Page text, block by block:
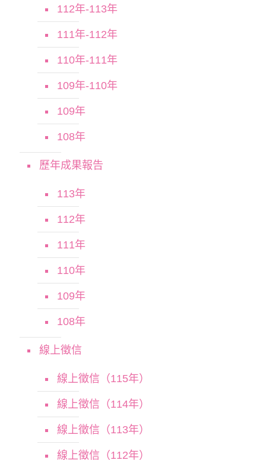
112年-113年
111年-112年
110年-111年
109年-110年
109年
108年
歷年成果報告
113年
112年
111年
110年
109年
108年
線上徵信
線上徵信（115年）
線上徵信（114年）
線上徵信（113年）
線上徵信（112年）